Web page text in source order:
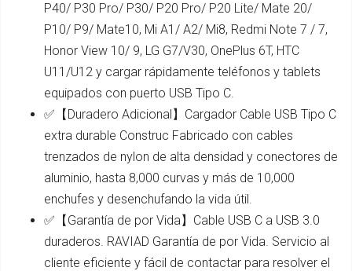
P40/ P30 Pro/ P30/ P20 Pro/ P20 Lite/ Mate 20/
P10/ P9/ Mate10, Mi A1/ A2/ Mi8, Redmi Note 7 / 7,
Honor View 10/ 9, LG G7/V30, OnePlus 6T, HTC
U11/U12 y cargar rápidamente teléfonos y tablets
equipados con puerto USB Tipo C.
✅【Duradero Adicional】Cargador Cable USB Tipo C
extra durable Construc Fabricado con cables
trenzados de nylon de alta densidad y conectores de
aluminio, hasta 8,000 curvas y más de 10,000
enchufes y desenchufando la vida útil.
✅【Garantía de por Vida】Cable USB C a USB 3.0
duraderos. RAVIAD Garantía de por Vida. Servicio al
cliente eficiente y fácil de contactar para resolver el